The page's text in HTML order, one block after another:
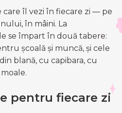
îl vezi în fiecare zi — pe
în mâini. La
se împart în două tabere:
școală și muncă, și cele
blană, cu capibara, cu
pentru fiecare zi